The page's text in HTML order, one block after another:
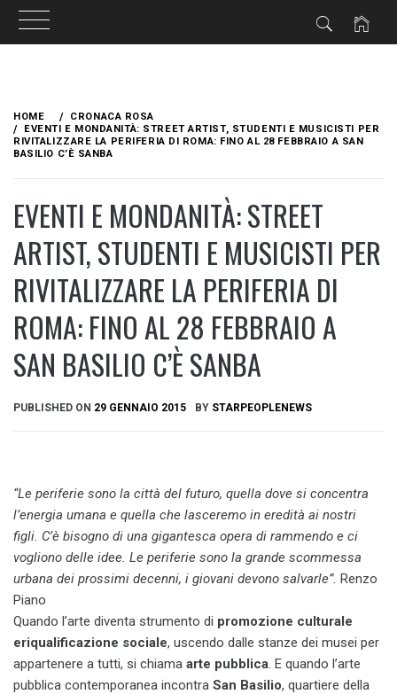
content
HOME
CRONACA ROSA
EVENTI E MONDANITÀ: STREET ARTIST, STUDENTI E MUSICISTI PER
RIVITALIZZARE LA PERIFERIA DI ROMA: FINO AL 28 FEBBRAIO A SAN
BASILIO C’È SANBA
EVENTI E MONDANITÀ: STREET
ARTIST, STUDENTI E MUSICISTI PER
RIVITALIZZARE LA PERIFERIA DI
ROMA: FINO AL 28 FEBBRAIO A
SAN BASILIO C’È SANBA
PUBLISHED ON 29 GENNAIO 2015 BY STARPEOPLENEWS
“Le periferie sono la città del futuro, quella dove si concentra
l’energia umana e quella che lasceremo in eredità ai nostri
figli. C’è bisogno di una gigantesca opera di rammendo e ci
vogliono delle idee. Le periferie sono la grande scommessa
urbana dei prossimi decenni, i giovani devono salvarle”. Renzo
Piano
Quando l’arte diventa strumento di promozione culturale
eriqualificazione sociale, uscendo dalle stanze dei musei per
appartenere a tutti, si chiama arte pubblica. E quando l’arte
pubblica contemporanea incontra San Basilio, quartiere della